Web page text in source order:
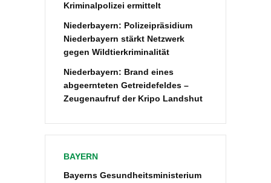
Kriminalpolizei ermittelt
Niederbayern: Polizeipräsidium
Niederbayern stärkt Netzwerk
gegen Wildtierkriminalität
Niederbayern: Brand eines
abgeernteten Getreidefeldes –
Zeugenaufruf der Kripo Landshut
BAYERN
Bayerns Gesundheitsministerium